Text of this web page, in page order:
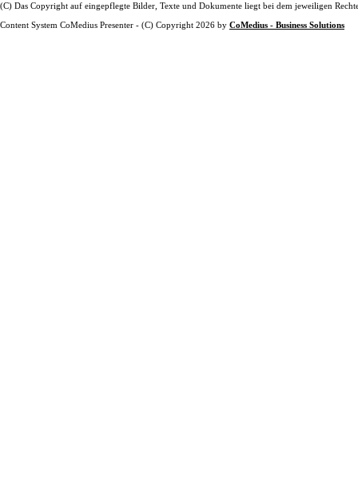
(C) Das Copyright auf eingepflegte Bilder, Texte und Dokumente liegt bei dem jeweiligen
Content System CoMedius Presenter - (C) Copyright 2026 by CoMedius - Business Solutions